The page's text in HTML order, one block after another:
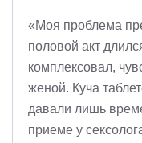
«Моя проблема
половой акт
комплексовал,
женой. Куча
давали лишь
приеме у